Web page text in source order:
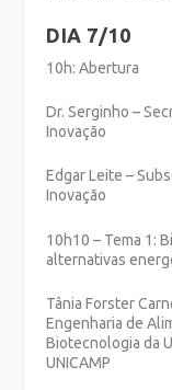
DIA 7/10
10h: Abertura
Dr. Serginho –
Inovação
Edgar Leite –
Inovação
10h10 – Tema 1:
alternativas
Tânia Forster
Engenharia de
Biotecnologia da
UNICAMP